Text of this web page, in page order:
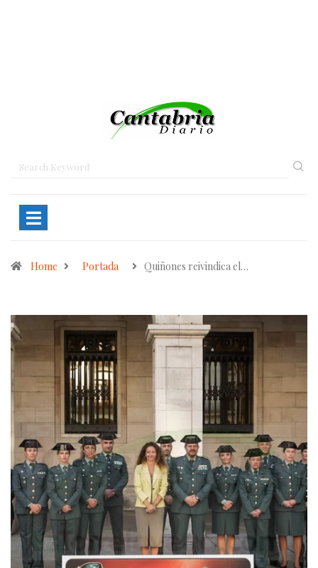
Home Portada Quiñones reivindica el…